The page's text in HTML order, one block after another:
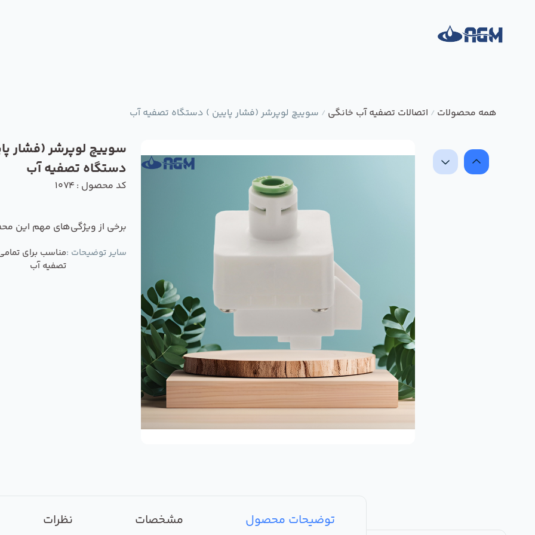
همه محصولات / اتصالات تصفیه آب خانگی / سوییچ لوپرشر (فشار پایین ) دستگاه تصفیه آب
سوییچ لوپرشر (فشار
دستگاه تصفیه آب
کد محصول : 1074
برخی از ویژگی‌های مهم این
سایر توضیحات :مناسب برای
تصفیه آب
توضیحات محصول مشخصات نظرات